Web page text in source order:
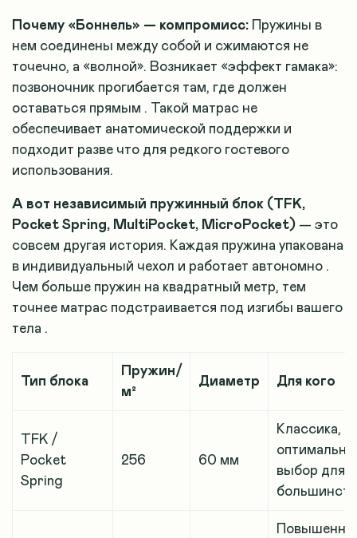
Почему «Боннель» — компромисс: Пружины в
нем соединены между собой и сжимаются не
точечно, а «волной». Возникает «эффект гамака»:
позвоночник прогибается там, где должен
оставаться прямым . Такой матрас не
обеспечивает анатомической поддержки и
подходит разве что для редкого гостевого
использования.
А вот независимый пружинный блок (TFK,
Pocket Spring, MultiPocket, MicroPocket) — это
совсем другая история. Каждая пружина упакована
в индивидуальный чехол и работает автономно .
Чем больше пружин на квадратный метр, тем
точнее матрас подстраивается под изгибы вашего
тела .
Тип блока
Пружин/
м²
Диаметр Для кого
TFK /
Pocket
Spring
256 60 мм
Классика,
выбор для